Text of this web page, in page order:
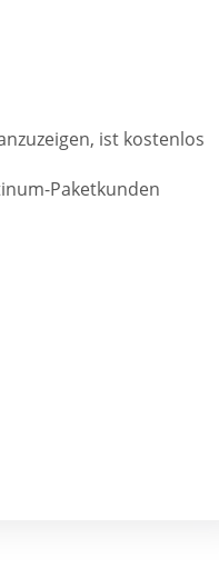
ist kostenlos
Paketkunden